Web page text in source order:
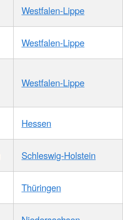
Westfalen-Lippe
Westfalen-Lippe
Westfalen-Lippe
Hessen
Schleswig-Holstein
Thüringen